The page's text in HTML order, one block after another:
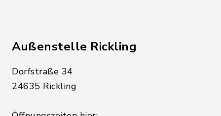
Außenstelle Rickling
Dorfstraße 34
24635 Rickling